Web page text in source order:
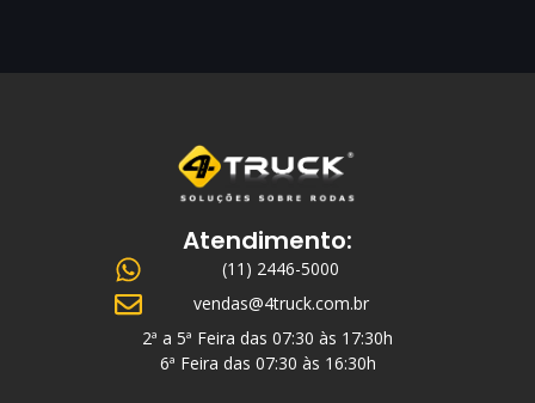
Atendimento:
(11) 2446-5000
vendas@4truck.com.br
2ª a 5ª Feira das 07:30 às 17:30h
6ª Feira das 07:30 às 16:30h